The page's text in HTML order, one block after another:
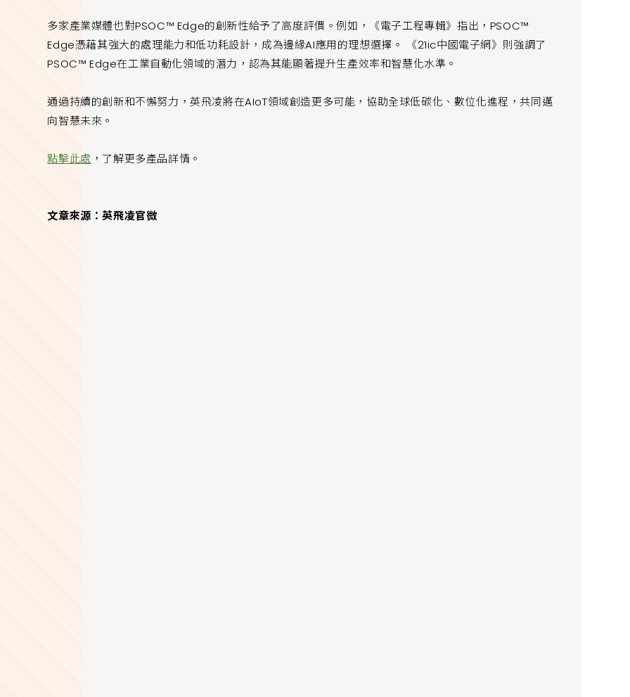
多家產業媒體也對PSOC™ Edge的創新性給予了高度評價。例如，《電子工程專輯》指出，PSOC™
Edge憑藉其強大的處理能力和低功耗設計，成為邊緣AI應用的理想選擇。 《21ic中國電子網》則強調了
PSOC™ Edge在工業自動化領域的潛力，認為其能顯著提升生產效率和智慧化水準。
通過持續的創新和不懈努力，英飛凌將在AIoT領域創造更多可能，協助全球低碳化、數位化進程，共同邁
向智慧未來。
點擊此處 ，了解更多產品詳情。
文章來源：英飛凌官微